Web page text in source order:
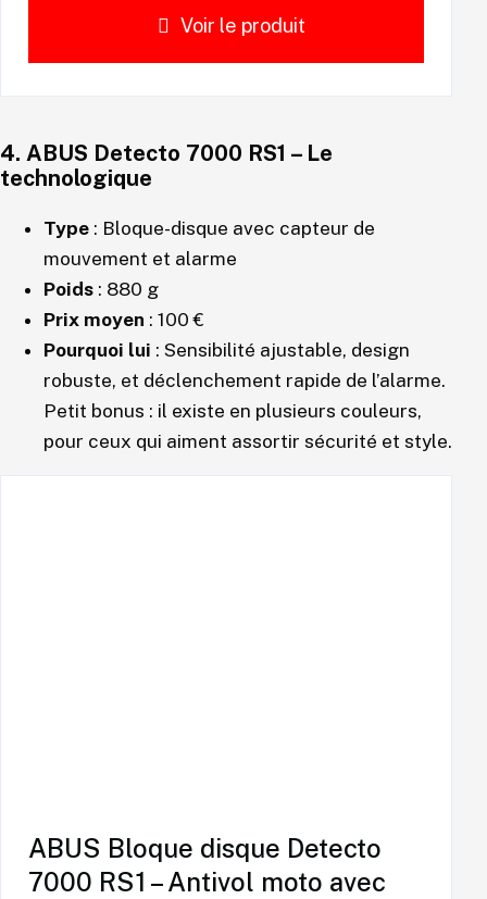
Voir le produit
4. ABUS Detecto 7000 RS1 – Le
technologique
Type : Bloque-disque avec capteur de
mouvement et alarme
Poids : 880 g
Prix moyen : 100 €
Pourquoi lui : Sensibilité ajustable, design
robuste, et déclenchement rapide de l’alarme.
Petit bonus : il existe en plusieurs couleurs,
pour ceux qui aiment assortir sécurité et style.
ABUS Bloque disque Detecto
7000 RS1 – Antivol moto avec